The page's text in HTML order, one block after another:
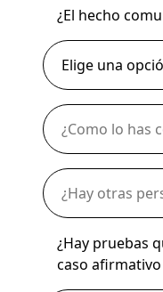
¿El hecho
¿Hay pruebas
caso